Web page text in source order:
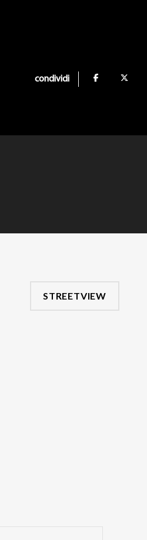
condividi
STREETVIEW